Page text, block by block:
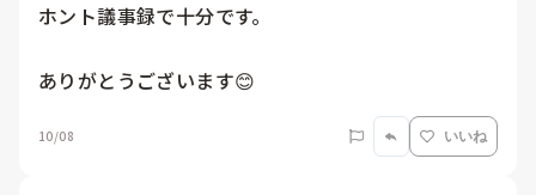
ホント議事録で十分です。
ありがとうございます😊
10/08 いいね